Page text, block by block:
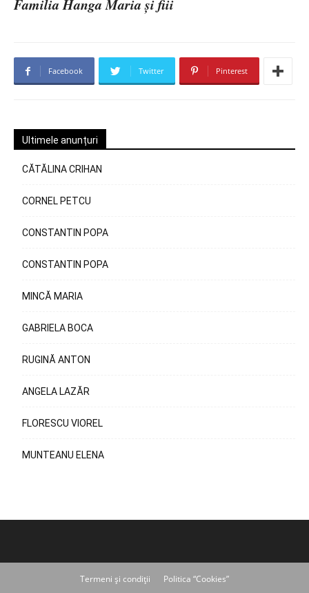
Familia Hanga Maria și fiii
Facebook Twitter Pinterest
Ultimele anunțuri
CĂTĂLINA CRIHAN
CORNEL PETCU
CONSTANTIN POPA
CONSTANTIN POPA
MINCĂ MARIA
GABRIELA BOCA
RUGINĂ ANTON
ANGELA LAZĂR
FLORESCU VIOREL
MUNTEANU ELENA
Termeni și condiții Politica “Cookies”